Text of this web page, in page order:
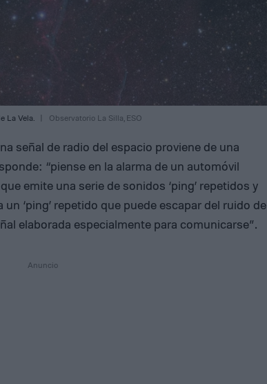
La Vela. Observatorio La Silla, ESO
señal de radio del espacio proviene de una
“piense en la alarma de un automóvil
emite una serie de sonidos ‘ping’ repetidos y
‘ping’ repetido que puede escapar del ruido de
elaborada especialmente para comunicarse”.